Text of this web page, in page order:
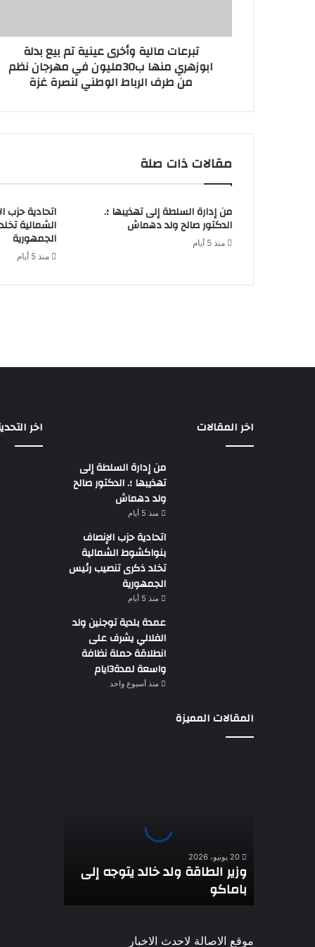
تبرعات مالية وأخرى عينية تم بيع بدلة
ابوزهري منها ب30مليون في مهرجان نظم
من طرف الرباط الوطني لنصرة غزة
مقالات ذات صلة
من إدارة السلطة إلى تهذيبها ؛.
الدكتور صالح ولد دهماش
منذ 5 أيام
اتحادية حزب
الشمالية
الجمهورية
منذ 5 أيام
اخر المقالات
من إدارة السلطة إلى
تهذيبها ؛. الدكتور صالح
ولد دهماش
منذ 5 أيام
اتحادية حزب الإنصاف
بنواكشوط الشمالية
تخلد ذكرى تنصيب رئيس
الجمهورية
منذ 5 أيام
عمدة بلدية توجنين ولد
الفلالي يشرف على
انطلاقة حملة نظافة
واسعة لمدة3ايام
منذ أسبوع واحد
المقالات المميزة
20 يونيو، 2026
وزير الطاقة ولد خالد يتوجه إلى
باماكو
اخر
موقع الاصالة لاحدث الاخبار